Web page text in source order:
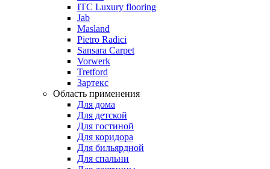
ITC Luxury flooring
Jab
Masland
Pietro Radici
Sansara Carpet
Vorwerk
Tretford
Зартекс
Область применения
Для дома
Для детской
Для гостиной
Для коридора
Для бильярдной
Для спальни